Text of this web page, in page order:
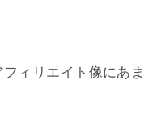
ィリエイト像にあま